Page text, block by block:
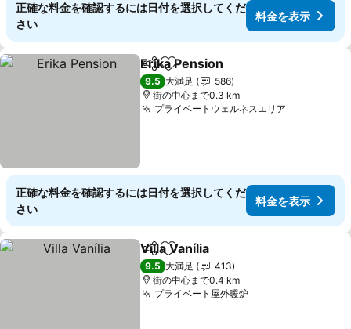
正確な料金を確認するには日付を選択してくだ
さい
料金を表示
シェアお気に入りに追加
Erika Pension
9.5 大満足
586
街の中心まで0.3 km
プライベートウェルネスエリア
正確な料金を確認するには日付を選択してくだ
さい
料金を表示
シェアお気に入りに追加
Villa Vanília
9.5 大満足
413
街の中心まで0.4 km
プライベート屋外暖炉料金を表示